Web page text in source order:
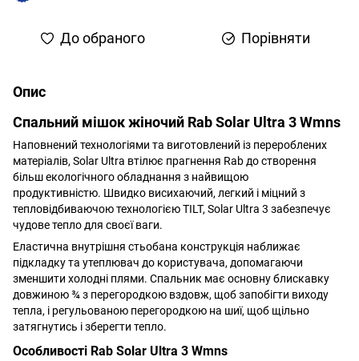
До обраного Порівняти
Опис
Спальний мішок жіночий Rab Solar Ultra 3 Wmns
Наповнений технологіями та виготовлений із перероблених
матеріалів, Solar Ultra втілює прагнення Rab до створення
більш екологічного обладнання з найвищою
продуктивністю. Швидко висихаючий, легкий і міцний з
тепловідбиваючою технологією TILT, Solar Ultra 3 забезпечує
чудове тепло для своєї ваги.
Еластична внутрішня стьобана конструкція наближає
підкладку та утеплювач до користувача, допомагаючи
зменшити холодні плями. Спальник має основну блискавку
довжиною ¾ з перегородкою вздовж, щоб запобігти виходу
тепла, і регульованою перегородкою на шиї, щоб щільно
затягнутись і зберегти тепло.
Особливості Rab Solar Ultra 3 Wmns